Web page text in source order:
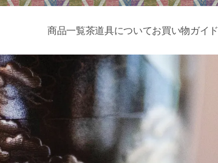
商品一覧茶道具についてお買い物ガイド